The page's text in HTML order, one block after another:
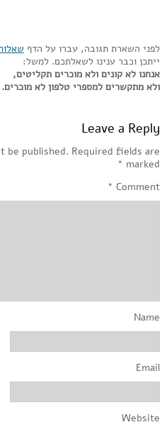
לפני השארת תגובה, עברו על הדף
ייתכן וכבר ענינו לשאלתכם. למשל:
אנחנו לא קונים ולא מוכרים תקליטים,
ולא מתקשרים למספרי טלפון לא מוכרים.
Leave a Reply
be published. Required fields are
marked
*
Comment
*
Name
Email
Website